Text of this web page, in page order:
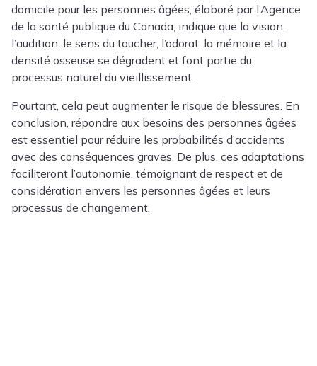
domicile pour les personnes âgées, élaboré par l’Agence
de la santé publique du Canada, indique que la vision,
l’audition, le sens du toucher, l’odorat, la mémoire et la
densité osseuse se dégradent et font partie du
processus naturel du vieillissement.
Pourtant, cela peut augmenter le risque de blessures. En
conclusion, répondre aux besoins des personnes âgées
est essentiel pour réduire les probabilités d’accidents
avec des conséquences graves. De plus, ces adaptations
faciliteront l’autonomie, témoignant de respect et de
considération envers les personnes âgées et leurs
processus de changement.